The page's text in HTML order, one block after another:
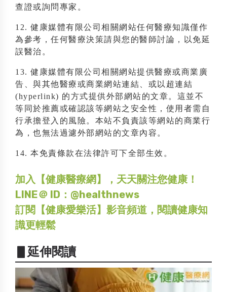
查證或詢問專家。
12. 健康媒體有限公司相關網站任何醫療知識僅作
為參考，任何醫療決策請與您的醫師討論，以免延
誤醫治。
13. 健康媒體有限公司相關網站提供醫療或商業廣
告、與其他醫療或商業網站連結、或以超連結
(hyperlink) 的方式提供外部網站的文章。這並不
等同於推薦或確認該等網站之安全性，使用者需自
行承擔登入的風險。本站不負責該等網站的商業行
為，也無法過濾外部網站的文章內容。
14. 本免責條款在法律許可下全部生效。
加入【健康醫療網】，天天關注您健康！
LINE＠ ID：@healthnews
訂閱【健康愛樂活】影音頻道，閱讀健康知
識更輕鬆
▋延伸閱讀